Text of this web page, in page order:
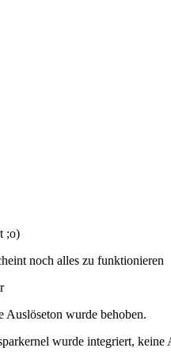
;o)
noch alles zu funktionieren
Auslöseton wurde behoben.
wurde integriert,